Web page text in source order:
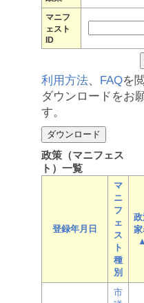
マニフ
ェスト
ID
利用方法、 FAQを
ダウンロードをお
す。
政策（マニフェス
ト）一覧
登録年月日
マ
ニ
フ
ェ
ス
ト
種
別
家
▲
市